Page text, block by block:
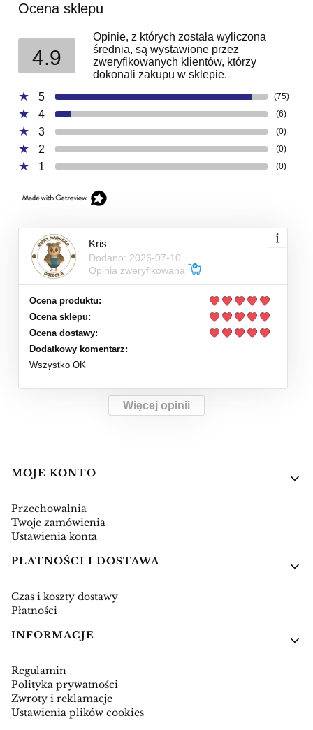
Ocena sklepu
4.9
Opinie, z których została wyliczona
średnia, są wystawione przez
zweryfikowanych klientów, którzy
dokonali zakupu w sklepie.
5
(75)
4 (6)
3 (0)
2 (0)
1 (0)
Kris
Dodano: 2026-07-10
Opinia zweryfikowana
Ocena produktu:
Ocena sklepu:
Ocena dostawy:
Dodatkowy komentarz:
Wszystko OK
Więcej opinii
Linki w stopce
MOJE KONTO
Przechowalnia
Twoje zamówienia
Ustawienia konta
PŁATNOŚCI I DOSTAWA
Czas i koszty dostawy
Płatności
INFORMACJE
Regulamin
Polityka prywatności
Zwroty i reklamacje
Ustawienia plików cookies